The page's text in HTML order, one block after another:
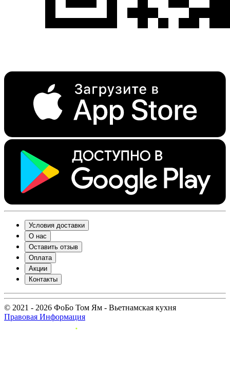
Условия доставки
О нас
Оставить отзыв
Оплата
Акции
Контакты
© 2021 - 2026 ФоБо Том Ям - Вьетнамская кухня
Правовая Информация